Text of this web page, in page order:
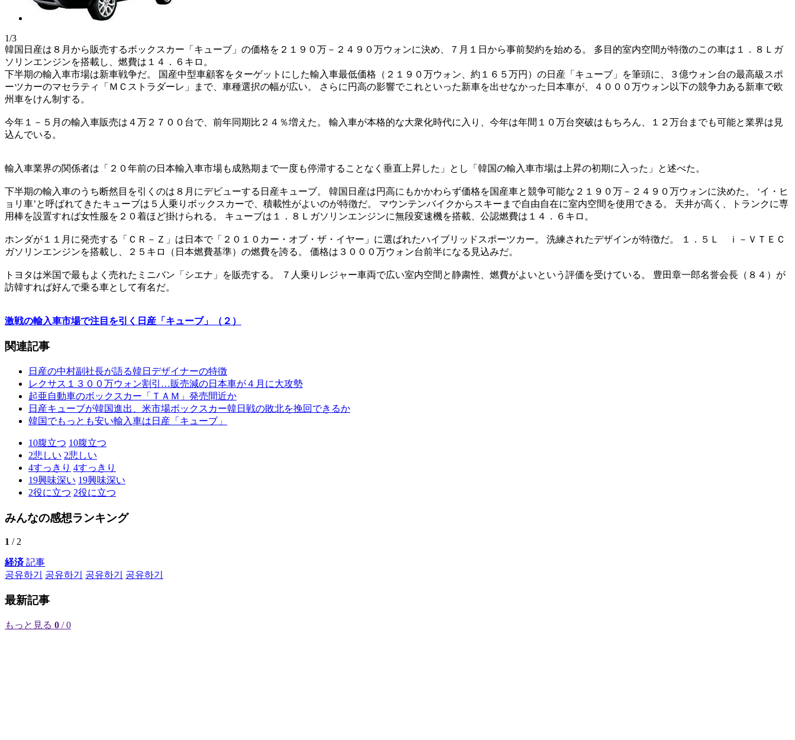
1/3
韓国日産は８月から販売するボックスカー「キューブ」の価格を２１９０万－２４９０万ウォンに決め、７月１日から事前契約を始める。 多目的室内空間が特徴のこの車は１．８Ｌガ
ソリンエンジンを搭載し、燃費は１４．６キロ。
下半期の輸入車市場は新車戦争だ。 国産中型車顧客をターゲットにした輸入車最低価格（２１９０万ウォン、約１６５万円）の日産「キューブ」を筆頭に、３億ウォン台の最高級スポ
ーツカーのマセラティ「ＭＣストラダーレ」まで、車種選択の幅が広い。 さらに円高の影響でこれといった新車を出せなかった日本車が、４０００万ウォン以下の競争力ある新車で欧
州車をけん制する。
今年１－５月の輸入車販売は４万２７００台で、前年同期比２４％増えた。 輸入車が本格的な大衆化時代に入り、今年は年間１０万台突破はもちろん、１２万台までも可能と業界は見
込んでいる。
輸入車業界の関係者は「２０年前の日本輸入車市場も成熟期まで一度も停滞することなく垂直上昇した」とし「韓国の輸入車市場は上昇の初期に入った」と述べた。
下半期の輸入車のうち断然目を引くのは８月にデビューする日産キューブ。 韓国日産は円高にもかかわらず価格を国産車と競争可能な２１９０万－２４９０万ウォンに決めた。 ‘イ・ヒ
ョリ車’と呼ばれてきたキューブは５人乗りボックスカーで、積載性がよいのが特徴だ。 マウンテンバイクからスキーまで自由自在に室内空間を使用できる。 天井が高く、トランクに専
用棒を設置すれば女性服を２０着ほど掛けられる。 キューブは１．８Ｌガソリンエンジンに無段変速機を搭載、公認燃費は１４．６キロ。
ホンダが１１月に発売する「ＣＲ－Ｚ」は日本で「２０１０カー・オブ・ザ・イヤー」に選ばれたハイブリッドスポーツカー。 洗練されたデザインが特徴だ。 １．５Ｌ ｉ－ＶＴＥＣ
ガソリンエンジンを搭載し、２５キロ（日本燃費基準）の燃費を誇る。 価格は３０００万ウォン台前半になる見込みだ。
トヨタは米国で最もよく売れたミニバン「シエナ」を販売する。 ７人乗りレジャー車両で広い室内空間と静粛性、燃費がよいという評価を受けている。 豊田章一郎名誉会長（８４）が
訪韓すれば好んで乗る車として有名だ。
激戦の輸入車市場で注目を引く日産「キューブ」（２）
関連記事
日産の中村副社長が語る韓日デザイナーの特徴
レクサス１３００万ウォン割引…販売減の日本車が４月に大攻勢
起亜自動車のボックスカー「ＴＡＭ」発売間近か
日産キューブが韓国進出、米市場ボックスカー韓日戦の敗北を挽回できるか
韓国でもっとも安い輸入車は日産「キューブ」
10腹立つ 10腹立つ
2悲しい 2悲しい
4すっきり 4すっきり
19興味深い 19興味深い
2役に立つ 2役に立つ
みんなの感想ランキング
1 / 2
経済記事
공유하기
공유하기 공유하기 공유하기
最新記事
もっと見る 0 / 0